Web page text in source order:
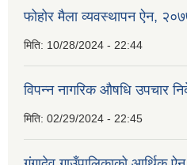
फोहोर मैला व्यवस्थापन ऐन,
मिति: 10/28/2024 - 22:44
विपन्न नागरिक औषधि उपचार
मिति: 02/29/2024 - 22:45